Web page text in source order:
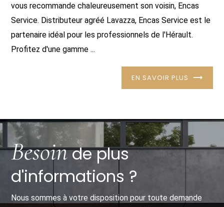
vous recommande chaleureusement son voisin, Encas
Service. Distributeur agréé Lavazza, Encas Service est le
partenaire idéal pour les professionnels de l'Hérault.
Profitez d'une gamme ...
EN SAVOIR PLUS
Besoinde plus
d'informations ?
Nous sommes à votre disposition pour toute demande